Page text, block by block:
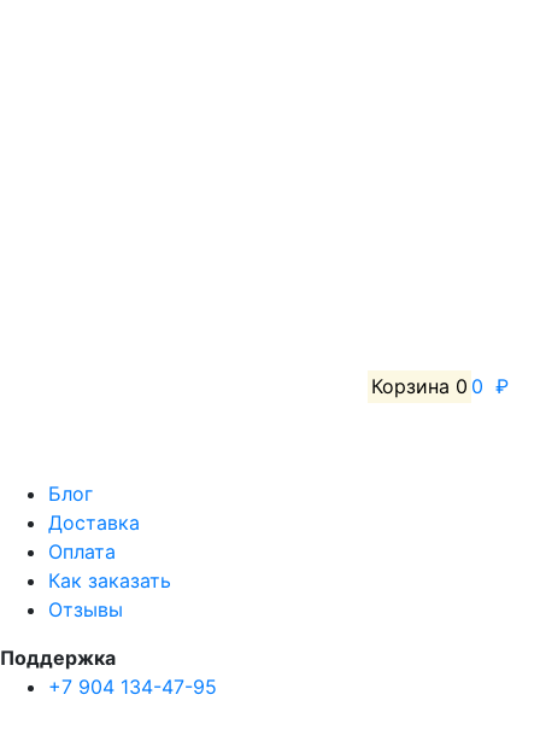
Корзина 0 0 ₽
Блог
Доставка
Оплата
Как заказать
Отзывы
Поддержка
+7 904 134-47-95